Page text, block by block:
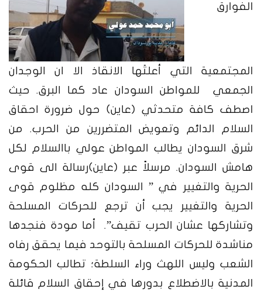
الفوارق
المجتمعية التي أعلتَها الانقاذ الا ان الوجدان
الجمعي للمواطن السودان عاد كما البرق. حيث
اصطف كافة متحدثي (عاين) حول ضرورة احقاق
السلام الدائم وتعويض المتضررين من الحرب. من
شرق السودان يطالب المواطن عولي باالسلام لكل
هامش السودان. مرسلاً عبر (عاين)رسالة الى قوى
الحرية والتغيير في ” السودان كله مظلوم قوى
الحرية والتغيير يجب أن ترجع للحركات المسلحة
وتشاركها عشان الحرب تقيف”. أما مودة فنجدها
مناشدة للحركات المسلحة بالتوحد فيما يحقق رفاه
الشعب وليس اللهث وراء السلطة؛ تطالب الحكومة
المدنية بالاضطلاع بدورها في إحقاق السلام قائلة